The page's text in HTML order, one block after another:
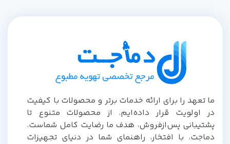
ما تعهد را برای ارائه خدمات برتر و محصولات با کیفیت
در اولویت قرار داده‌ایم. از محصولات متنوع تا
پشتیبانی پس‌از‌فروش، هدف ما رضایت کامل شماست.
دماجت، با افتخار، راهنمای شما در دنیای تجهیزات